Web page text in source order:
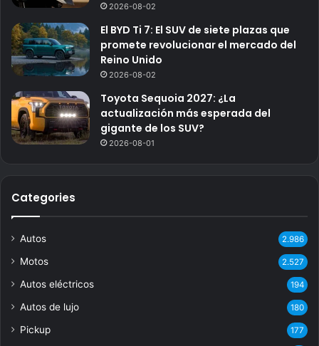
2026-08-02
El BYD Ti 7: El SUV de siete plazas que
promete revolucionar el mercado del
Reino Unido
2026-08-02
Toyota Sequoia 2027: ¿La
actualización más esperada del
gigante de los SUV?
2026-08-01
Categories
Autos 2.986
Motos 2.527
Autos eléctricos 194
Autos de lujo 180
Pickup 177